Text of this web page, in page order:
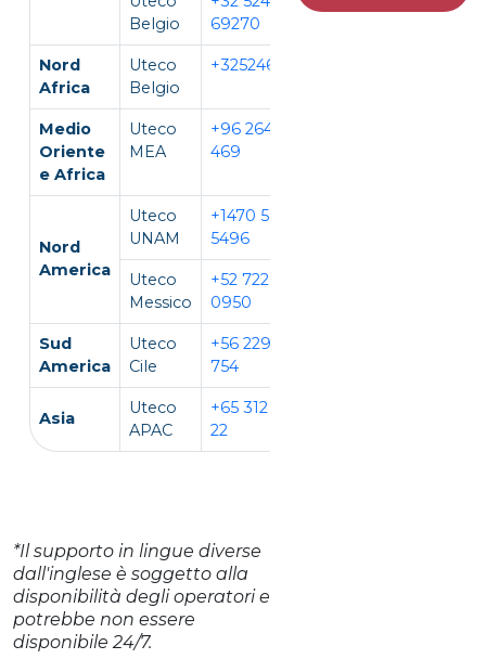
Belgio
69270
Nord
Africa
Uteco
Belgio
+3252469270
Medio
Oriente
e Africa
Uteco
MEA
+96 264 296
469
Nord
America
Uteco
UNAM
+1470 594
5496
Uteco
Messico
+52 722 931
0950
Sud
America
Uteco
Cile
+56 229 140
754
Asia
Uteco
APAC
+65 312 981
22
*Il supporto in lingue diverse
dall'inglese è soggetto alla
disponibilità degli operatori e
potrebbe non essere
disponibile 24/7.